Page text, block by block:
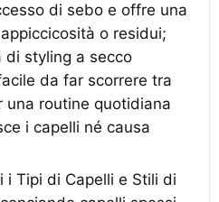
di sebo e offre una
o residui;
di styling a secco
da far scorrere tra
routine quotidiana
i capelli né causa
i Tipi di Capelli e Stili di